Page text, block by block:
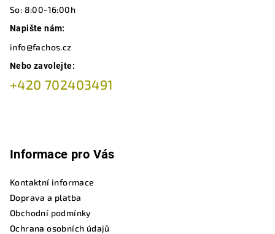
So: 8:00-16:00h
Napište nám:
info@fachos.cz
Nebo zavolejte:
+420 702403491
Informace pro Vás
Kontaktní informace
Doprava a platba
Obchodní podmínky
Ochrana osobních údajů